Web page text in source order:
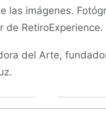
las imágenes.
RetiroExperience.
del Arte,